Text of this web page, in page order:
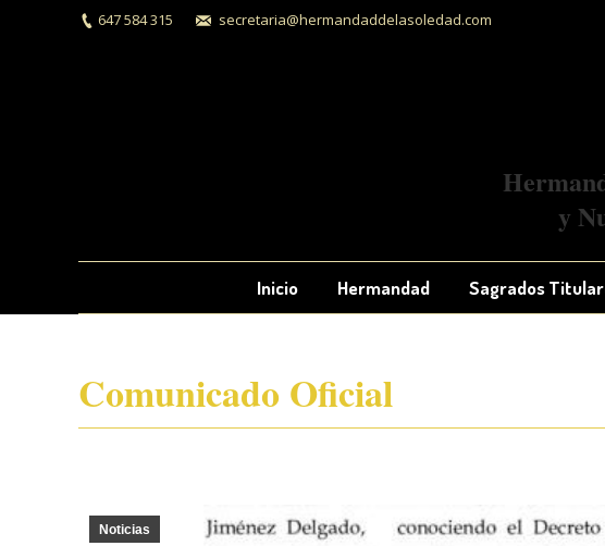
647 584 315 secretaria@hermandaddelasoledad.com
y
Inicio Hermandad Sagrados
Comunicado Oficial
Noticias